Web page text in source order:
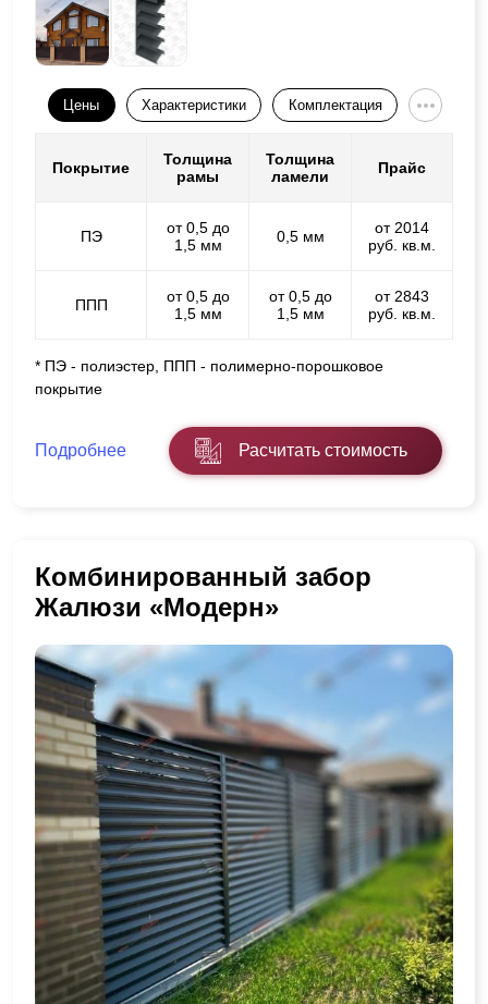
Цены Характеристики Комплектация
Покрытие
Толщина
рамы
Толщина
ламели
Прайс
ПЭ
от 0,5 до
1,5 мм
0,5 мм
от 2014
руб. кв.м.
ППП
от 0,5 до
1,5 мм
от 0,5 до
1,5 мм
от 2843
руб. кв.м.
* ПЭ - полиэстер, ППП - полимерно-порошковое
покрытие
Подробнее Расчитать стоимость
Комбинированный забор
Жалюзи «Модерн»